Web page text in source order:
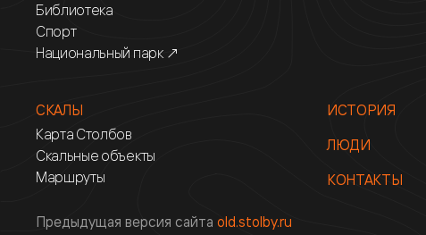
Библиотека
Спорт
Национальный парк ↗
СКАЛЫ
Карта Столбов
Скальные объекты
Маршруты
ИСТОРИЯ
ЛЮДИ
КОНТАКТЫ
Предыдущая версия сайта old.stolby.ru